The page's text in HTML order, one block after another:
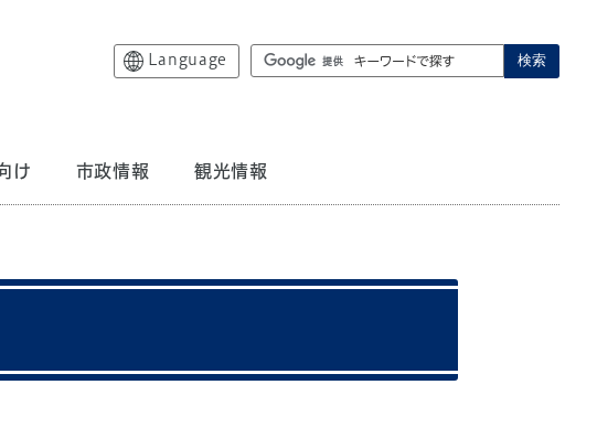
Language 検索
け 市政情報 観光情報